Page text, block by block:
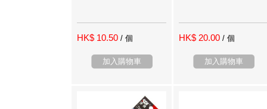
HK$ 10.50 / 個
加入購物車
HK$ 20.00 / 個
加入購物車